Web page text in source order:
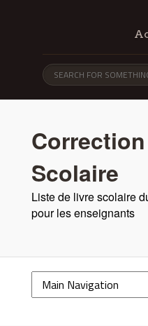
Scolaire
Liste de livre scolaire
pour les enseignants